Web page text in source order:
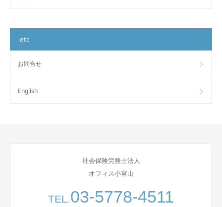
etc
お問合せ
English
社会保険労務士法人
オフィス小宮山
TEL.03-5778-4511